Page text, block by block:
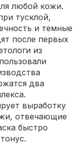
любой кожи.
тусклой,
и темные
после первых
из
два
выработку
отвечающие
быстро